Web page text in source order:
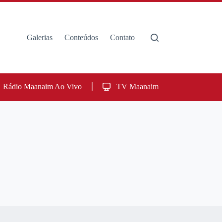
Galerias Conteúdos Contato
Rádio Maanaim Ao Vivo TV Maanaim